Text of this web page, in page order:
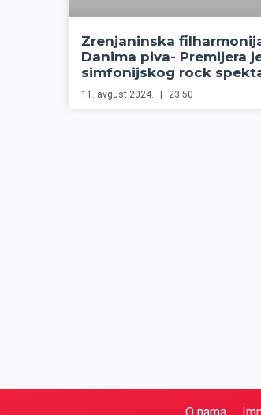
Zrenjaninska
Danima piva- Premijera
simfonijskog rock
11. avgust 2024. 23:50